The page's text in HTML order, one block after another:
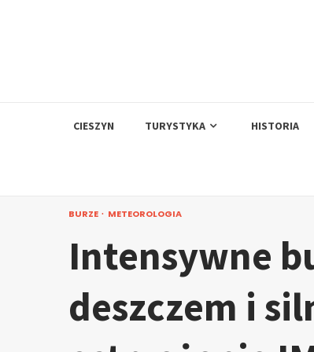
CIESZYN TURYSTYKA HISTORIA
BURZE METEOROLOGIA
Intensywne
deszczem i